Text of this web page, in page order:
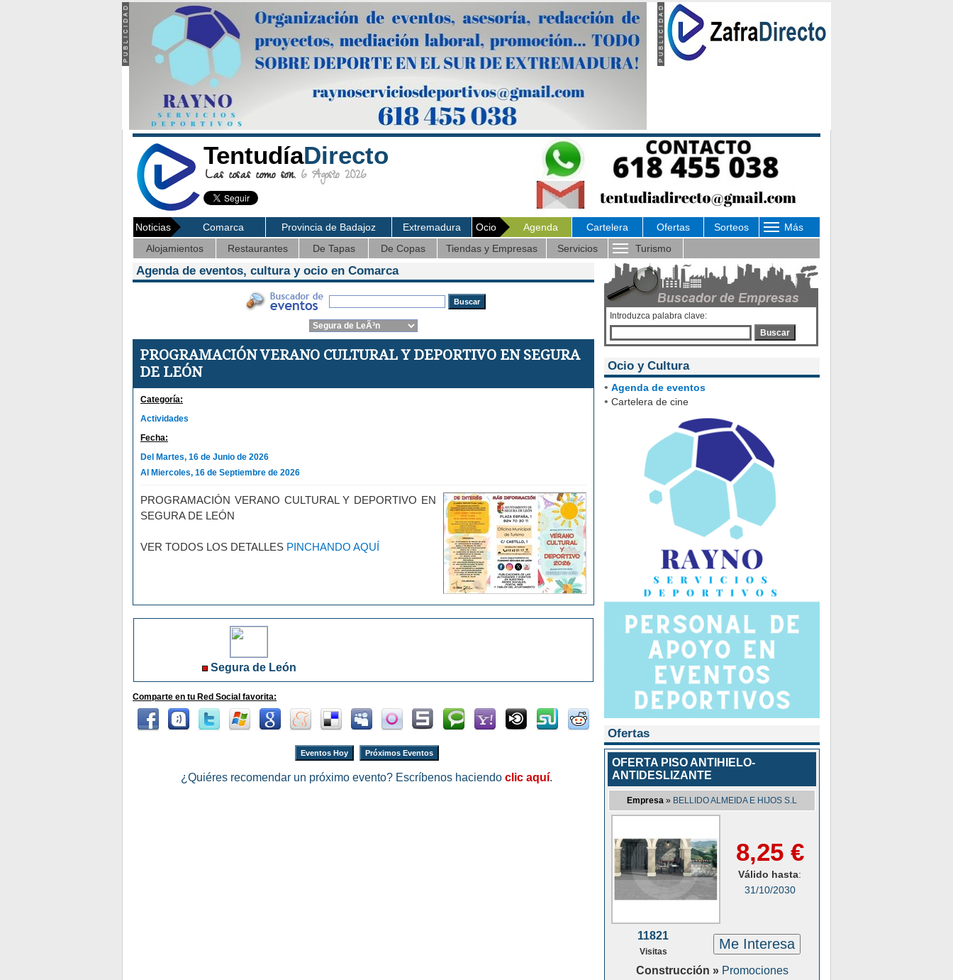
TentudíaDirecto
Las cosas como son. 6 Agosto 2026
Noticias Comarca Provincia de Badajoz Extremadura Ocio Agenda Cartelera Ofertas Sorteos
Más
Alojamientos
Restaurantes De Tapas De Copas Tiendas y Empresas Servicios Turismo
Agenda de eventos, cultura y ocio en Comarca
PROGRAMACIÓN VERANO CULTURAL Y DEPORTIVO EN SEGURA
DE LEÓN
Categoría:
Actividades
Fecha:
Del Martes, 16 de Junio de 2026
Al Miercoles, 16 de Septiembre de 2026
PROGRAMACIÓN VERANO CULTURAL Y DEPORTIVO EN
SEGURA DE LEÓN
VER TODOS LOS DETALLES PINCHANDO AQUÍ
Segura de León
Comparte en tu Red Social favorita:
Eventos Hoy Próximos Eventos
¿Quiéres recomendar un próximo evento? Escríbenos haciendo clic aquí.
Introduzca palabra clave:
Buscar
Ocio y Cultura
• Agenda de eventos
• Cartelera de cine
Ofertas
OFERTA PISO ANTIHIELO-
ANTIDESLIZANTE
Empresa » BELLIDO ALMEIDA E HIJOS S.L
8,25 €
Válido hasta:
31/10/2030
11821
Visitas Me Interesa
Construcción » Promociones